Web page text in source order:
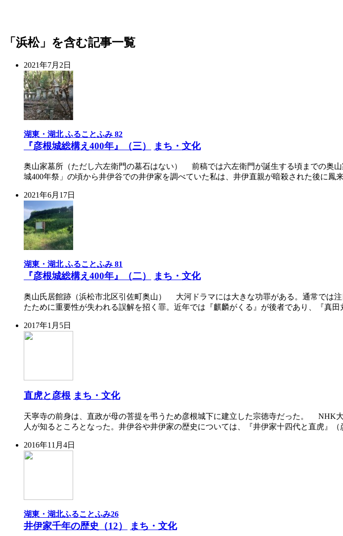
「浜松」を含む記事一覧
2021年7月2日
湖東・湖北 ふることふみ 82
『彦根城総構え400年』（三） まち・文化
奥山家墓所（ただし六左衛門の墓石はない） 前稿では六左衛門が誕生する頃までの奥
城400年祭」の頃から井伊谷での井伊家を調べていた私は、井伊直親が暗殺された後に
2021年6月17日
湖東・湖北 ふることふみ 81
『彦根城総構え400年』（二） まち・文化
奥山氏居館跡（浜松市北区引佐町奥山） 大河ドラマには大きな功罪がある。通常では
たために重要性が失われる誤解を招く罪。近年では『麒麟がくる』が後者であり、『
2017年1月5日
直虎と彦根 まち・文化
天寧寺の前身は、直政が母の菩提を弔うため彦根城下に建立した宗徳寺だった。 NHK
人が知るところとなった。井伊谷や井伊家の歴史については、『井伊家十四代と直虎
2016年11月4日
湖東・湖北ふることふみ26
井伊家千年の歴史（12） まち・文化